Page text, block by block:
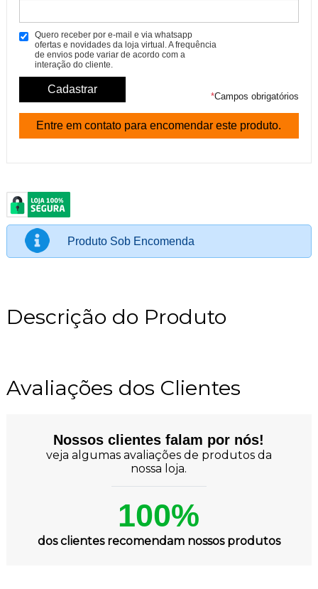
Quero receber por e-mail e via whatsapp
ofertas e novidades da loja virtual. A frequência
de envios pode variar de acordo com a
interação do cliente.
*Campos obrigatórios
Entre em contato para encomendar este produto.
Produto Sob Encomenda
Descrição do Produto
Avaliações dos Clientes
Nossos clientes falam por nós!
veja algumas avaliações de produtos da
nossa loja.
100%
dos clientes recomendam nossos produtos